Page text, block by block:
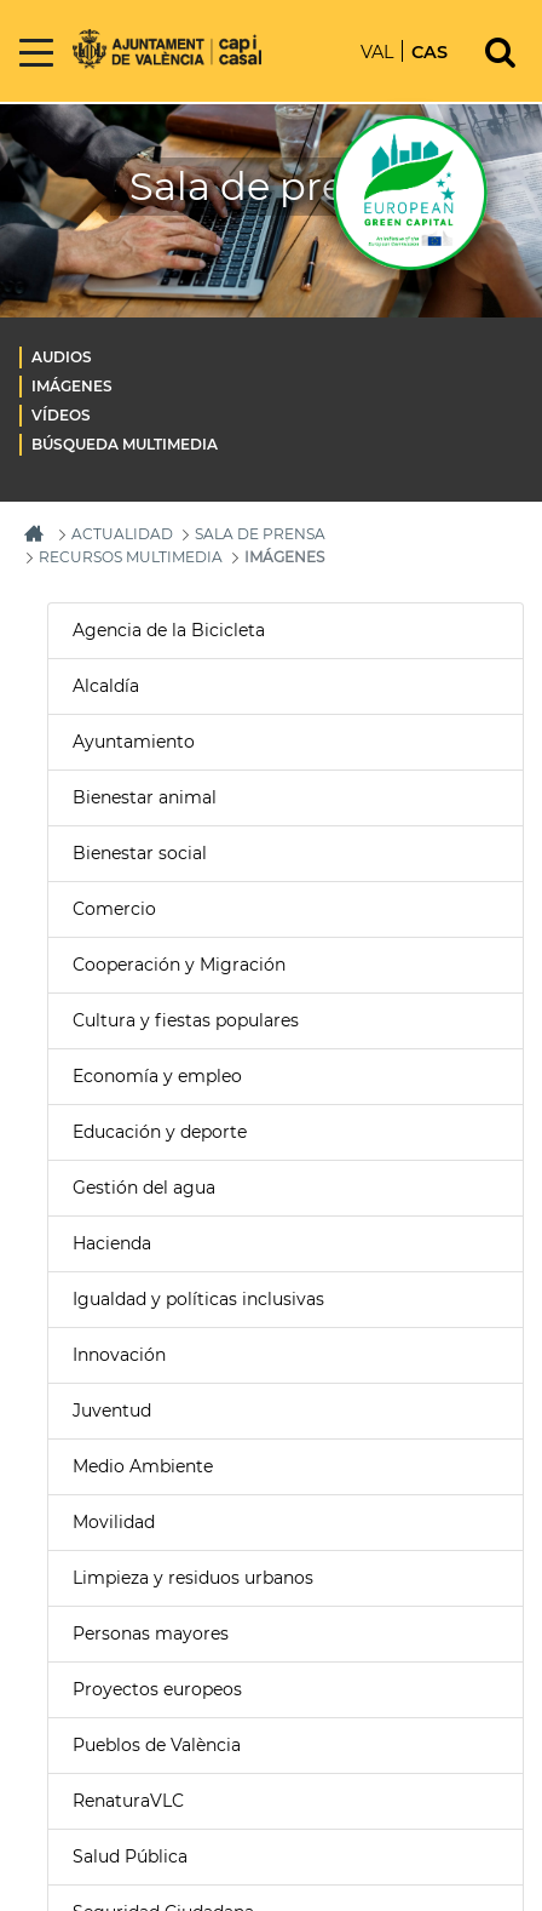
VAL CAS
Sala de prensa
AUDIOS
IMÁGENES
VÍDEOS
BÚSQUEDA MULTIMEDIA
ACTUALIDAD
SALA DE PRENSA
RECURSOS MULTIMEDIA
IMÁGENES
Agencia de la Bicicleta
Alcaldía
Ayuntamiento
Bienestar animal
Bienestar social
Comercio
Cooperación y Migración
Cultura y fiestas populares
Economía y empleo
Educación y deporte
Gestión del agua
Hacienda
Igualdad y políticas inclusivas
Innovación
Juventud
Medio Ambiente
Movilidad
Limpieza y residuos urbanos
Personas mayores
Proyectos europeos
Pueblos de València
RenaturaVLC
Salud Pública